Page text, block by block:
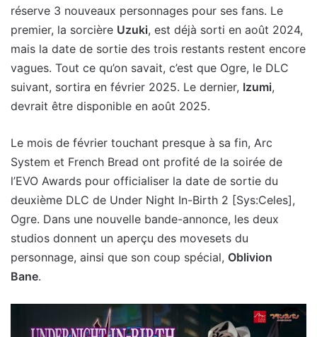
réserve 3 nouveaux personnages pour ses fans. Le
premier, la sorcière Uzuki, est déjà sorti en août 2024,
mais la date de sortie des trois restants restent encore
vagues. Tout ce qu’on savait, c’est que Ogre, le DLC
suivant, sortira en février 2025. Le dernier, Izumi,
devrait être disponible en août 2025.
Le mois de février touchant presque à sa fin, Arc
System et French Bread ont profité de la soirée de
l’EVO Awards pour officialiser la date de sortie du
deuxième DLC de Under Night In-Birth 2 [Sys:Celes],
Ogre. Dans une nouvelle bande-annonce, les deux
studios donnent un aperçu des movesets du
personnage, ainsi que son coup spécial, Oblivion
Bane.